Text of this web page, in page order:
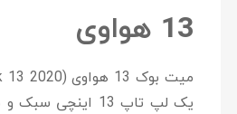
13 هواوی
یک لپ تاپ 13